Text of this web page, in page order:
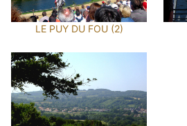
LE PUY DU FOU (2)